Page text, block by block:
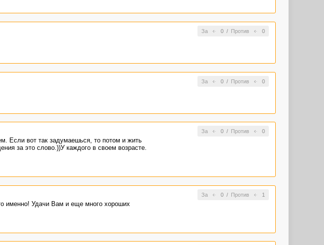
За 0/ Против 0
За 0/ Против 0
За 0/ Против 0
Если вот так задумаешься, то потом и жить
за это слово.))У каждого в своем возрасте.
За 0/ Против 1
именно! Удачи Вам и еще много хороших